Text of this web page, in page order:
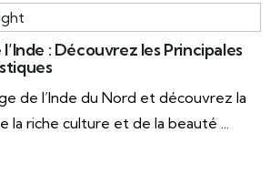
: Découvrez les Principales
de l’Inde du Nord et découvrez la
la riche culture et de la beauté ...